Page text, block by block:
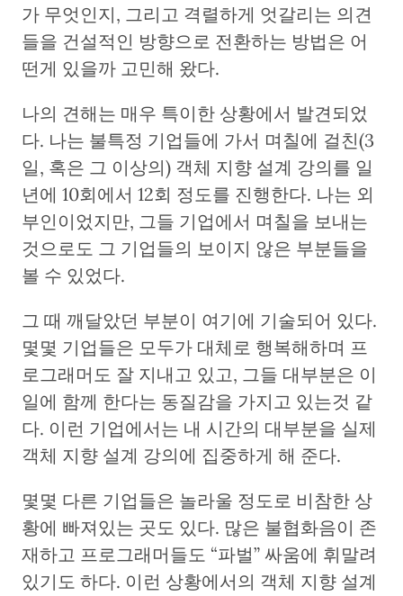
가 무엇인지, 그리고 격렬하게 엇갈리는 의견
들을 건설적인 방향으로 전환하는 방법은 어
떤게 있을까 고민해 왔다.
나의 견해는 매우 특이한 상황에서 발견되었
다. 나는 불특정 기업들에 가서 며칠에 걸친(3
일, 혹은 그 이상의) 객체 지향 설계 강의를 일
년에 10회에서 12회 정도를 진행한다. 나는 외
부인이었지만, 그들 기업에서 며칠을 보내는
것으로도 그 기업들의 보이지 않은 부분들을
볼 수 있었다.
그 때 깨달았던 부분이 여기에 기술되어 있다.
몇몇 기업들은 모두가 대체로 행복해하며 프
로그래머도 잘 지내고 있고, 그들 대부분은 이
일에 함께 한다는 동질감을 가지고 있는것 같
다. 이런 기업에서는 내 시간의 대부분을 실제
객체 지향 설계 강의에 집중하게 해 준다.
몇몇 다른 기업들은 놀라울 정도로 비참한 상
황에 빠져있는 곳도 있다. 많은 불협화음이 존
재하고 프로그래머들도 “파벌” 싸움에 휘말려
있기도 하다. 이런 상황에서의 객체 지향 설계